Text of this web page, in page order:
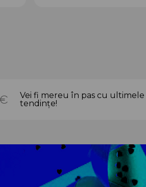
Vei fi mereu în pas cu ultimele
tendințe!